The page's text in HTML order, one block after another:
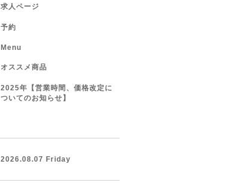
求人ページ
予約
Menu
オススメ商品
2025年【営業時間、価格改定に
ついてのお知らせ】
2026.08.07 Friday